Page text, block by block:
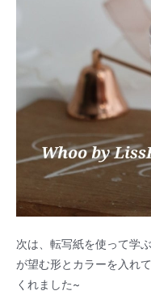
次は、転写紙を使って学
が望む形とカラーを入れ
くれました~